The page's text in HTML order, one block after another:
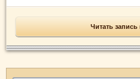
Читать